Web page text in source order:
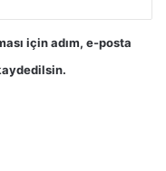
için adım, e-posta